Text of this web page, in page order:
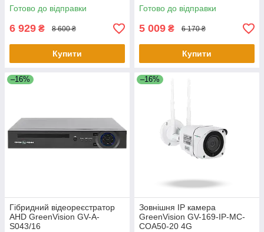
Готово до відправки
6 929 ₴ 8 600 ₴
Купити
Готово до відправки
5 009 ₴ 6 170 ₴
Купити
–16%
Гібридний відеореєстратор
AHD GreenVision GV-A-
S043/16
–16%
Зовнішня IP камера
GreenVision GV-169-IP-MC-
COA50-20 4G